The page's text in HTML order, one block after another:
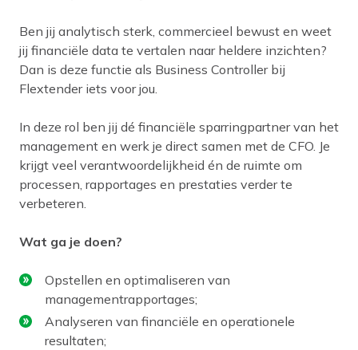
Ben jij analytisch sterk, commercieel bewust en weet
jij financiële data te vertalen naar heldere inzichten?
Dan is deze functie als Business Controller bij
Flextender iets voor jou.
In deze rol ben jij dé financiële sparringpartner van het
management en werk je direct samen met de CFO. Je
krijgt veel verantwoordelijkheid én de ruimte om
processen, rapportages en prestaties verder te
verbeteren.
Wat ga je doen?
Opstellen en optimaliseren van
managementrapportages;
Analyseren van financiële en operationele
resultaten;